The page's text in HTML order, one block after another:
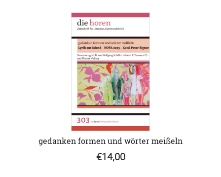
gedanken formen und wörter meißeln
€14,00